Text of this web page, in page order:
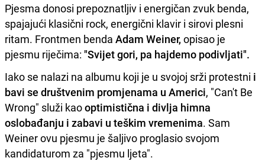
Pjesma donosi prepoznatljiv i energičan zvuk benda,
spajajući klasični rock, energični klavir i sirovi plesni
ritam. Frontmen benda Adam Weiner, opisao je
pjesmu riječima: "Svijet gori, pa hajdemo podivljati".
Iako se nalazi na albumu koji je u svojoj srži protestni i
bavi se društvenim promjenama u Americi, "Can't Be
Wrong" služi kaooptimistična i divlja himna
oslobađanju i zabavi u teškim vremenima. Sam
Weiner ovu pjesmu je šaljivo proglasio svojom
kandidaturom za "pjesmu ljeta".